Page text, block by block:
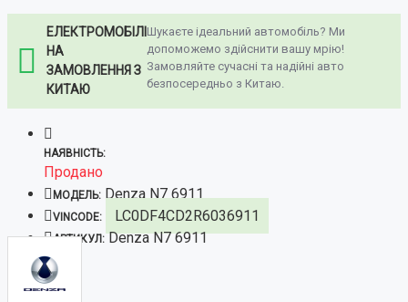
ЕЛЕКТРОМОБІЛІ
НА
ЗАМОВЛЕННЯ З
КИТАЮ
Шукаєте ідеальний автомобіль? Ми
допоможемо здійснити вашу мрію!
Замовляйте сучасні та надійні авто
безпосередньо з Китаю.
НАЯВНІСТЬ:
Продано
МОДЕЛЬ: Denza N7 6911
VINCODE: LC0DF4CD2R6036911
АРТИКУЛ: Denza N7 6911